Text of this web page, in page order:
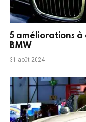
5 améliorations à
BMW
31 août 2024